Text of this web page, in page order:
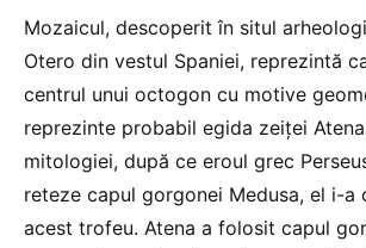
Mozaicul, descoperit în situl
Otero din vestul Spaniei, reprezintă
centrul unui octogon cu motive
reprezinte probabil egida zeiţei
mitologiei, după ce eroul grec
reteze capul gorgonei Medusa, el i-a
acest trofeu. Atena a folosit capul